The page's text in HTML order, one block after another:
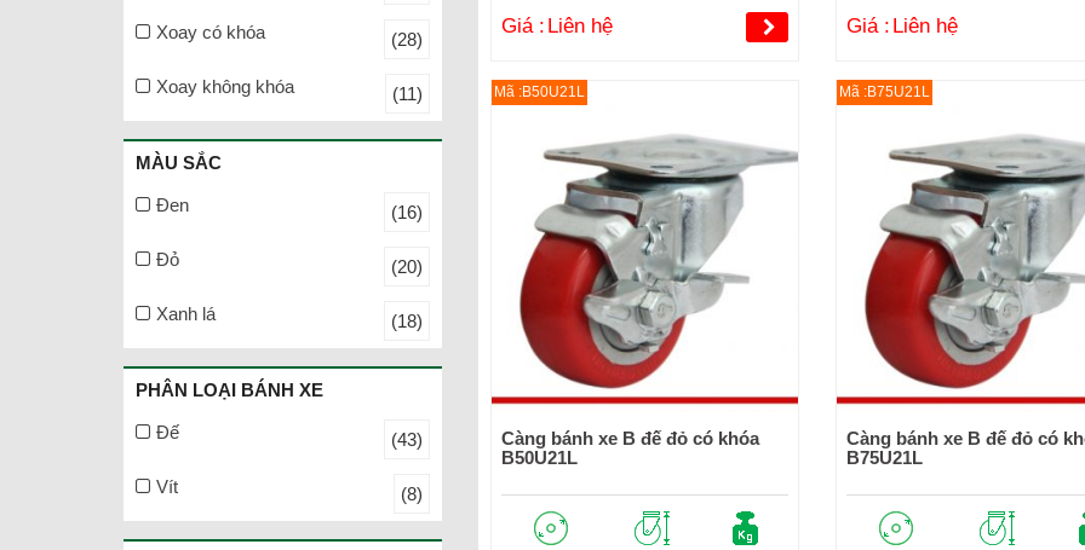
Xoay có khóa (28)
Xoay không khóa (11)
MÀU SẮC
Đen (16)
Đỏ (20)
Xanh lá (18)
PHÂN LOẠI BÁNH XE
Đế (43)
Vít (8)
Giá : Liên hệ Giá : Liên hệ
Mã :B50U21L
Càng bánh xe B đế đỏ có khóa
B50U21L
Mã :B75U21L
Càng bánh xe B đế đỏ có
B75U21L